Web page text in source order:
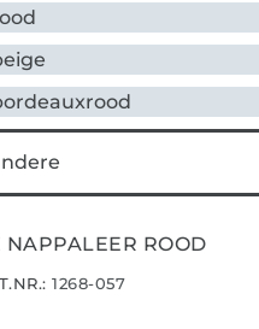
NAPPALEER ROOD
1268-057